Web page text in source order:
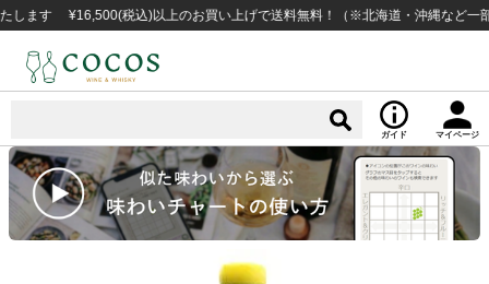
¥16,500(税込)以上のお買い上げで送料無料！（※北海道・沖縄など一部例外
ガイド マイページ